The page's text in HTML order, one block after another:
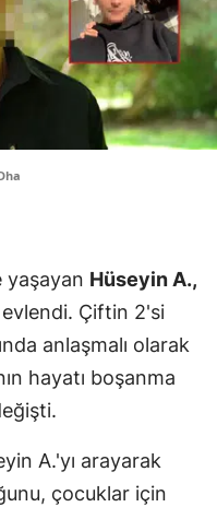
yaşayan Hüseyin A.,
evlendi. Çiftin 2'si
anlaşmalı olarak
hayatı boşanma
A.'yı arayarak
çocuklar için